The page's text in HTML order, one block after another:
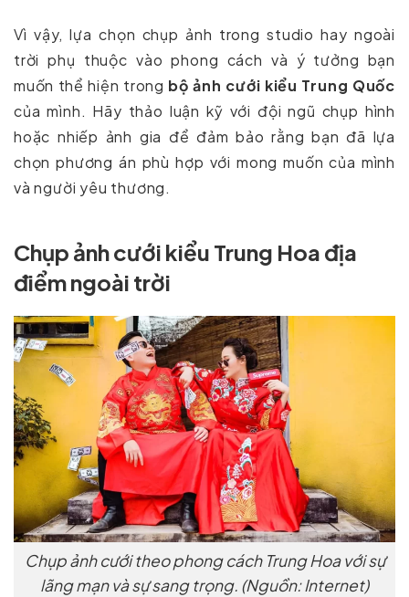
Vì vậy, lựa chọn chụp ảnh trong studio hay ngoài
trời phụ thuộc vào phong cách và ý tưởng bạn
muốn thể hiện trong bộ ảnh cưới kiểu Trung Quốc
của mình. Hãy thảo luận kỹ với đội ngũ chụp hình
hoặc nhiếp ảnh gia để đảm bảo rằng bạn đã lựa
chọn phương án phù hợp với mong muốn của mình
và người yêu thương.
Chụp ảnh cưới kiểu Trung Hoa địa
điểm ngoài trời
Chụp ảnh cưới theo phong cách Trung Hoa với sự
lãng mạn và sự sang trọng. (Nguồn: Internet)